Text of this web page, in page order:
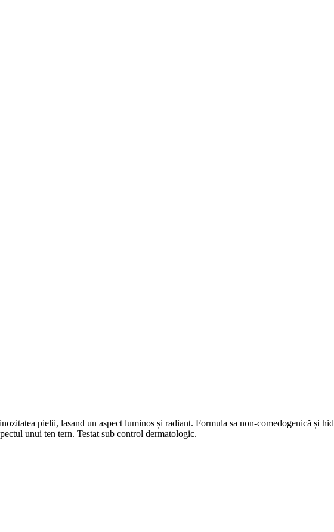
pielii, lasand un aspect luminos și radiant. Formula sa non-comedogenică și
unui ten tern. Testat sub control dermatologic.